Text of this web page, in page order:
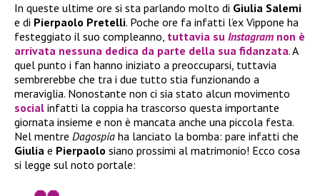
In queste ultime ore si sta parlando molto di Giulia Salemi
e di Pierpaolo Pretelli. Poche ore fa infatti l’ex Vippone ha
festeggiato il suo compleanno, tuttavia su Instagram non è
arrivata nessuna dedica da parte della sua fidanzata. A
quel punto i fan hanno iniziato a preoccuparsi, tuttavia
sembrerebbe che tra i due tutto stia funzionando a
meraviglia. Nonostante non ci sia stato alcun movimento
social infatti la coppia ha trascorso questa importante
giornata insieme e non è mancata anche una piccola festa.
Nel mentre Dagospia ha lanciato la bomba: pare infatti che
Giulia e Pierpaolo siano prossimi al matrimonio! Ecco cosa
si legge sul noto portale: